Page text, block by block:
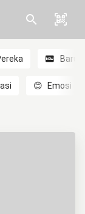
Baru
😊 Emosi